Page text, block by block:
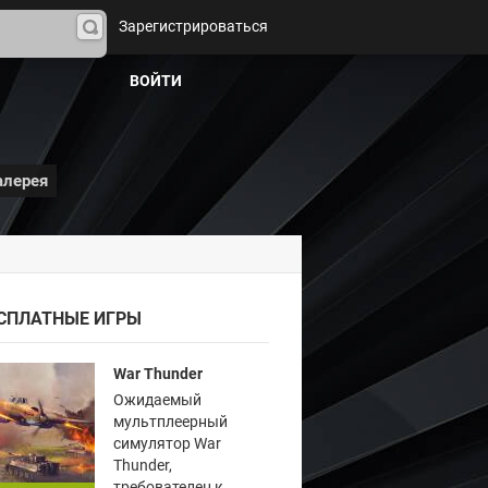
На
йти
Зарегистрироваться
ВОЙТИ
ИГРЫ
War Thunder
Ожидаемый
мультплеерный
симулятор War
Thunder,